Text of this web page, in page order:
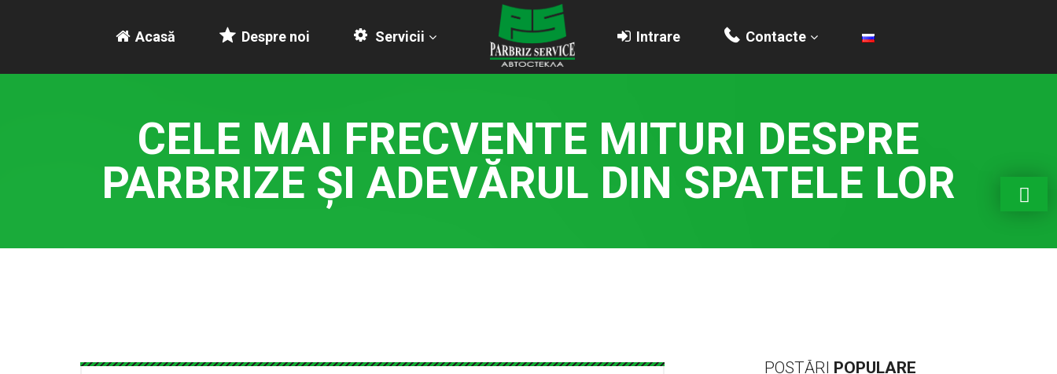
Acasă Despre noi Servicii Intrare Contacte
CELE MAI FRECVENTE MITURI DESPRE
PARBRIZE ȘI ADEVĂRUL DIN SPATELE LOR
POSTĂRI POPULARE